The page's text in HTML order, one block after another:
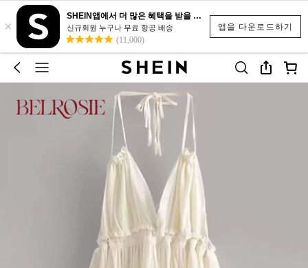
앱을 다운로드하기
×
SHEIN앱에서 더 많은 혜택을 받을 수 있어요.
신규회원 누구나 무료 항공 배송
(11,000)